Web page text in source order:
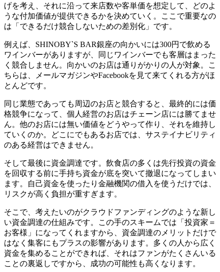
げを考え、それに沿って来店数や客単価を想定して、どのよ
うな付加価値が提供できるかを決めていく。ここで重要なの
は「できるだけ競合しないための差別化」です。
例えば、SHINOBY`S BAR銀座の向かいには300円で飲める
ワインバーがありますが、同じワインバーでも客層はまった
く競合しません。向かいのお店は通りがかりの人が対象。こ
ちらは、メールマガジンやFacebookを見て来てくれる方がほ
とんどです。
同じ業態であっても周辺のお店と競合すると、最終的には価
格競争になって、個人経営のお店はチェーン店には勝てませ
ん。他のお店には無い価値をどうやって作り、それを維持し
ていくのか。どこにでもあるお店では、サステイナビリティ
のある経営はできません。
そして最後に資金調達です。飲食店の多くは先行投資の資金
を回収する前に手持ち資金が底を突いて撤退になってしまい
ます。自己資金を使ったり金融機関の借入を使うだけでは、
リスクが高く負担が重すぎます。
そこで、考えたいのがクラウドファンディングのような新し
い資金調達の仕組みです。この手のスキームでは「投資家＝
お客様」になってくれますから、資金調達のメリットだけで
はなく集客にもプラスの影響があります。多くの人から広く
資金を集めることができれば、それはファンがたくさんいる
ことの裏返しですから、成功の可能性も高くなります。